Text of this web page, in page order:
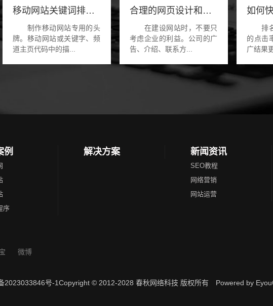
移动网站关键词排名可以从标题与描述下功夫
制作移动网站专用的头
牌。移动网站或关键字、频
道主页代码中的描...
合理的网页设计和布局有利于搜索引擎友好性
在建设网站时，不要只
考虑企业的利益。公司的广
告、介绍、联系方...
排名
的点击
广结果
例
序
解决方案 新闻资讯
SEO教程
网络营销
网站运营
微博
2023033846号-1Copyright © 2012-2028 春秋网络科技 版权所有 Powered by